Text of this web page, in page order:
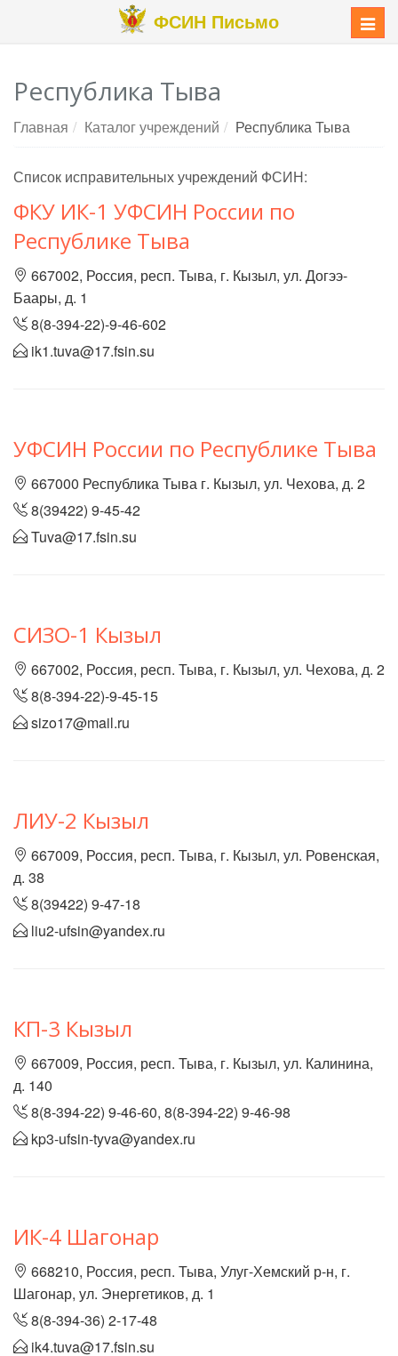
ФСИН Письмо Меню
Республика Тыва
Главная Каталог учреждений Республика Тыва
Список исправительных учреждений ФСИН:
ФКУ ИК-1 УФСИН России по
Республике Тыва
667002, Россия, респ. Тыва, г. Кызыл, ул. Догээ-
Баары, д. 1
8(8-394-22)-9-46-602
ik1.tuva@17.fsin.su
УФСИН России по Республике Тыва
667000 Республика Тыва г. Кызыл, ул. Чехова, д. 2
8(39422) 9-45-42
Tuva@17.fsin.su
СИЗО-1 Кызыл
667002, Россия, респ. Тыва, г. Кызыл, ул. Чехова, д. 2
8(8-394-22)-9-45-15
sizo17@mail.ru
ЛИУ-2 Кызыл
667009, Россия, респ. Тыва, г. Кызыл, ул. Ровенская,
д. 38
8(39422) 9-47-18
liu2-ufsin@yandex.ru
КП-3 Кызыл
667009, Россия, респ. Тыва, г. Кызыл, ул. Калинина,
д. 140
8(8-394-22) 9-46-60, 8(8-394-22) 9-46-98
kp3-ufsin-tyva@yandex.ru
ИК-4 Шагонар
668210, Россия, респ. Тыва, Улуг-Хемский р-н, г.
Шагонар, ул. Энергетиков, д. 1
8(8-394-36) 2-17-48
ik4.tuva@17.fsin.su